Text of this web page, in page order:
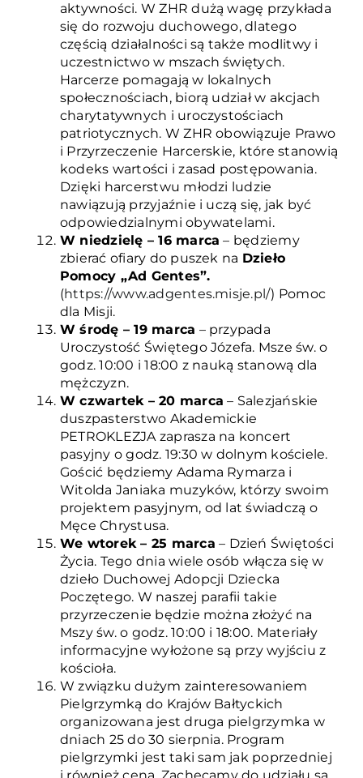
aktywności. W ZHR dużą wagę przykłada
się do rozwoju duchowego, dlatego
częścią działalności są także modlitwy i
uczestnictwo w mszach świętych.
Harcerze pomagają w lokalnych
społecznościach, biorą udział w akcjach
charytatywnych i uroczystościach
patriotycznych. W ZHR obowiązuje Prawo
i Przyrzeczenie Harcerskie, które stanowią
kodeks wartości i zasad postępowania.
Dzięki harcerstwu młodzi ludzie
nawiązują przyjaźnie i uczą się, jak być
odpowiedzialnymi obywatelami.
W niedzielę – 16 marca – będziemy
zbierać ofiary do puszek na Dzieło
Pomocy „Ad Gentes”.
(https://www.adgentes.misje.pl/) Pomoc
dla Misji.
W środę – 19 marca – przypada
Uroczystość Świętego Józefa. Msze św. o
godz. 10:00 i 18:00 z nauką stanową dla
mężczyzn.
W czwartek – 20 marca – Salezjańskie
duszpasterstwo Akademickie
PETROKLEZJA zaprasza na koncert
pasyjny o godz. 19:30 w dolnym kościele.
Gościć będziemy Adama Rymarza i
Witolda Janiaka muzyków, którzy swoim
projektem pasyjnym, od lat świadczą o
Męce Chrystusa.
We wtorek – 25 marca – Dzień Świętości
Życia. Tego dnia wiele osób włącza się w
dzieło Duchowej Adopcji Dziecka
Poczętego. W naszej parafii takie
przyrzeczenie będzie można złożyć na
Mszy św. o godz. 10:00 i 18:00. Materiały
informacyjne wyłożone są przy wyjściu z
kościoła.
W związku dużym zainteresowaniem
Pielgrzymką do Krajów Bałtyckich
organizowana jest druga pielgrzymka w
dniach 25 do 30 sierpnia. Program
pielgrzymki jest taki sam jak poprzedniej